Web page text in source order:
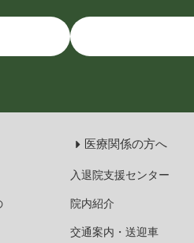
医療関係の方へ
入退院支援センター
院内紹介
交通案内・送迎車